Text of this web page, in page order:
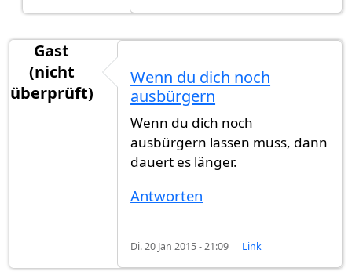
Gast
(nicht
überprüft)
Wenn du dich noch
ausbürgern
Wenn du dich noch
ausbürgern lassen muss, dann
dauert es länger.
Antworten
Di. 20 Jan 2015 - 21:09 Link